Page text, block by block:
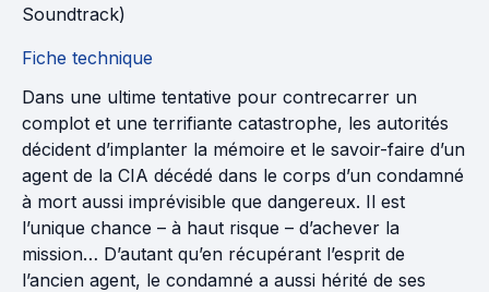
Soundtrack)
Fiche technique
Dans une ultime tentative pour contrecarrer un
complot et une terrifiante catastrophe, les autorités
décident d’implanter la mémoire et le savoir-faire d’un
agent de la CIA décédé dans le corps d’un condamné
à mort aussi imprévisible que dangereux. Il est
l’unique chance – à haut risque – d’achever la
mission… D’autant qu’en récupérant l’esprit de
l’ancien agent, le condamné a aussi hérité de ses